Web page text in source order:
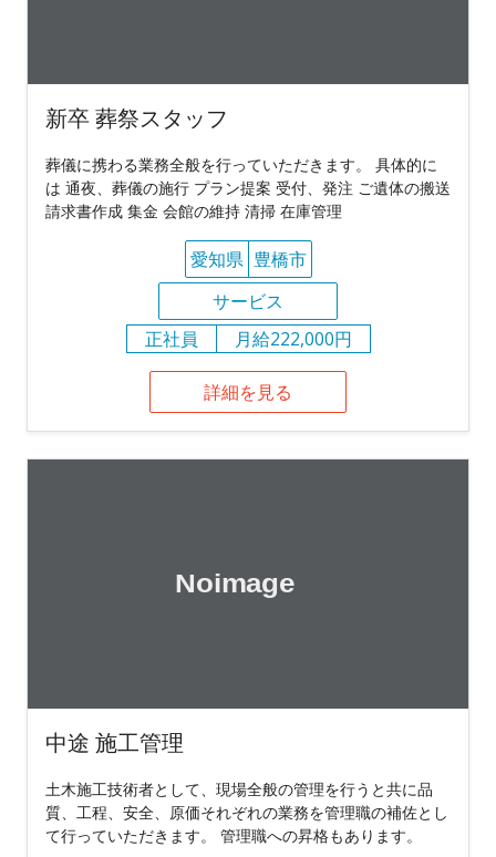
新卒 葬祭スタッフ
葬儀に携わる業務全般を行っていただきます。 具体的に
は 通夜、葬儀の施行 プラン提案 受付、発注 ご遺体の搬送
請求書作成 集金 会館の維持 清掃 在庫管理
愛知県 豊橋市
サービス
正社員
月給222,000円
詳細を見る
中途 施工管理
土木施工技術者として、現場全般の管理を行うと共に品
質、工程、安全、原価それぞれの業務を管理職の補佐とし
て行っていただきます。 管理職への昇格もあります。